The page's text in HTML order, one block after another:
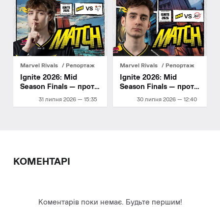
Marvel Rivals Репортаж
31 липня 2026 — 15:35
Ignite 2026: Mid
Season Finals — проти
Virtus.pro
Marvel Rivals Репортаж
30 липня 2026 — 12:40
Ignite 2026: Mid
Season Finals — проти
100 Thieves
КОМЕНТАРІ
Коментарів поки немає. Будьте першим!